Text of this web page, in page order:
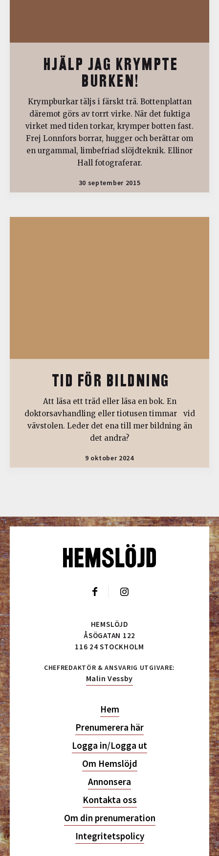
HJÄLP JAG KRYMPTE
BURKEN!
Krympburkar täljs i färskt trä. Bottenplattan
däremot görs av torrt virke. När det fuktiga
virket med tiden torkar, krymper botten fast.
Frej Lonnfors borrar, hugger och berättar om
en urgammal, limbefriad slöjdteknik. Ellinor
Hall fotograferar.
30 september 2015
TID FÖR BILDNING
Att läsa ett träd eller läsa en bok. En
doktorsavhandling eller tiotusen timmar vid
vävstolen. Leder det ena till mer bildning än
det andra?
9 oktober 2024
HEMSLÖJD
ÅSÖGATAN 122
116 24 STOCKHOLM
CHEFREDAKTÖR & ANSVARIG UTGIVARE:
Malin Vessby
Hem
Prenumerera här
Logga in/Logga ut
Om Hemslöjd
Annonsera
Kontakta oss
Om din prenumeration
Integritetspolicy